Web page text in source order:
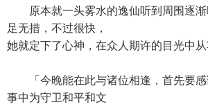
原本就一头雾水的逸仙听到周围逐渐
足无措，不过很快，
她就定下了心神，在众人期许的目光中从
「今晚能在此与诸位相逢，首先要感
事中为守卫和平和文